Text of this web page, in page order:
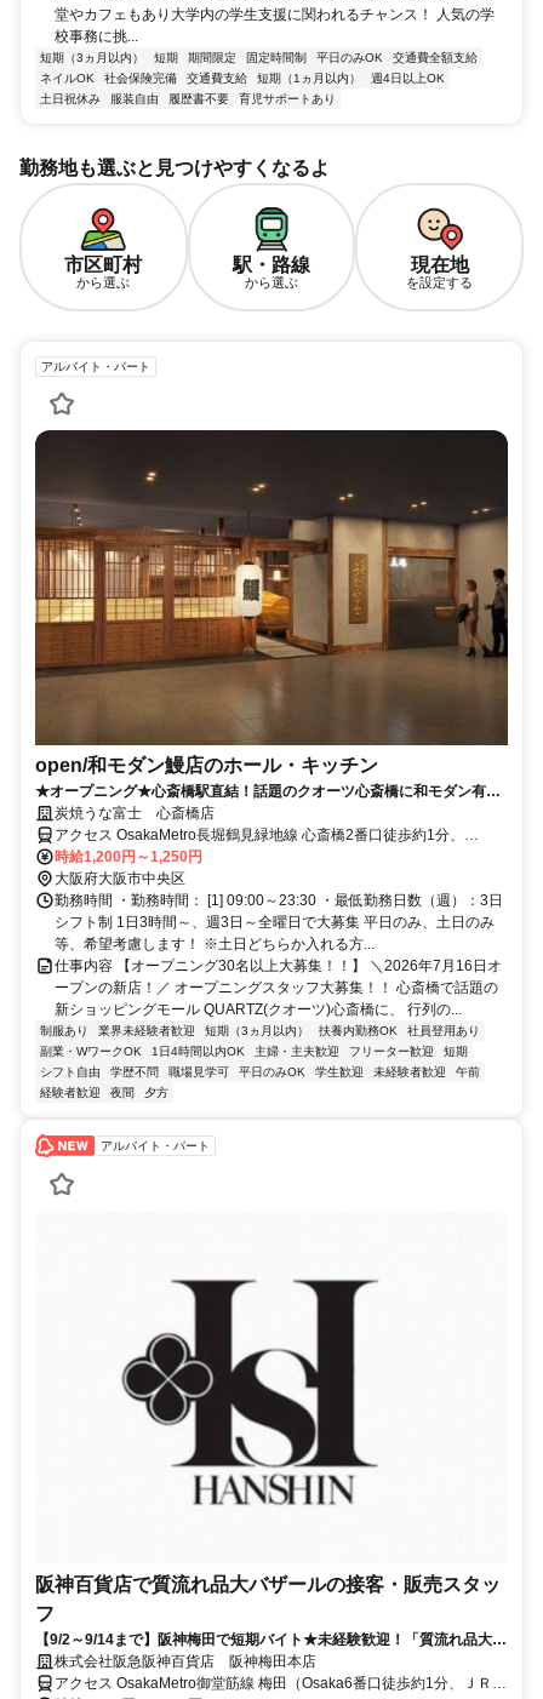
堂やカフェもあり大学内の学生支援に関われるチャンス！ 人気の学
校事務に挑...
短期（3ヵ月以内） 短期 期間限定 固定時間制 平日のみOK
交通費全額支給
ネイルOK
社会保険完備 交通費支給 短期（1ヵ月以内）
週4日以上OK
土日祝休み
服装自由 履歴書不要 育児サポートあり
勤務地も選ぶと見つけやすくなるよ
市区町村
から選ぶ
駅・路線
から選ぶ
現在地
を設定する
アルバイト・パート
open/和モダン鰻店のホール・キッチン
★オープニング★心斎橋駅直結！話題のクオーツ心斎橋に和モダン有名
鰻店がGrandOPEN！絶品賄い付
炭焼うな富士 心斎橋店
アクセス OsakaMetro長堀鶴見緑地線 心斎橋2番口徒歩約1分、
OsakaMetro四つ橋線 四ツ橋1-A口徒歩約6分、OsakaMetro長堀鶴見
緑地線 長堀橋5-B口徒歩約7分 Osaka Metro御堂筋線・長堀鶴見緑地
線「心斎橋駅」直結
時給1,200円～1,250円
大阪府大阪市中央区
勤務時間 ・勤務時間： [1] 09:00～23:30 ・最低勤務日数（週）：3日
シフト制 1日3時間～、週3日～全曜日で大募集 平日のみ、土日のみ
等、希望考慮します！ ※土日どちらか入れる方...
仕事内容 【オープニング30名以上大募集！！】 ＼2026年7月16日オ
ープンの新店！／ オープニングスタッフ大募集！！ 心斎橋で話題の
新ショッピングモール QUARTZ(クオーツ)心斎橋に、 行列の...
制服あり 業界未経験者歓迎 短期（3ヵ月以内） 扶養内勤務OK
社員登用あり
副業・WワークOK
1日4時間以内OK 主婦・主夫歓迎 フリーター歓迎
短期
シフト自由
学歴不問 職場見学可 平日のみOK 学生歓迎 未経験者歓迎
午前
経験者歓迎
夜間 夕方
アルバイト・パート
阪神百貨店で質流れ品大バザールの接客・販売スタッ
フ
【9/2～9/14まで】阪神梅田で短期バイト★未経験歓迎！「質流れ品大バ
ザール」のスタッフ募集♪
株式会社阪急阪神百貨店 阪神梅田本店
アクセス OsakaMetro御堂筋線 梅田（Osaka6番口徒歩約1分、ＪＲ大